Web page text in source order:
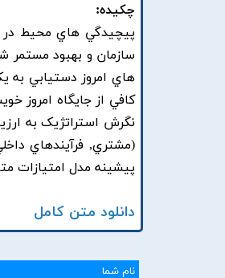
چکیده:
پيچيدگي هاي محيط در
سازمان و بهبود
هاي امروز دستيابي به
کافي از جايگاه امروز
نگرش استراتژيک به
(مشتري, فرآيندهاي
پيشينه مدل امتيازات
دانلود متن کامل